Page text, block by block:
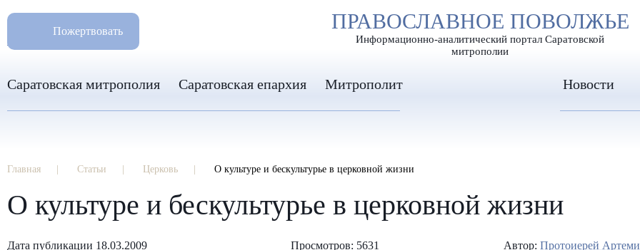
РАЗМЕР ШРИФТА А А А
ПРАВОСЛАВНОЕ ПОВОЛЖЬЕ
Информационно-аналитический портал Саратовской
митрополии
Пожертвовать
8 960 346 31 04
info-sar@mail.ru
Саратовская митрополия Саратовская епархия Митрополит Новости
Главная Статьи Церковь О культуре и бескультурье в церковной жизни
О культуре и бескультурье в церковной жизни
Дата публикации 18.03.2009 Просмотров: 5631 Автор: Протоиерей